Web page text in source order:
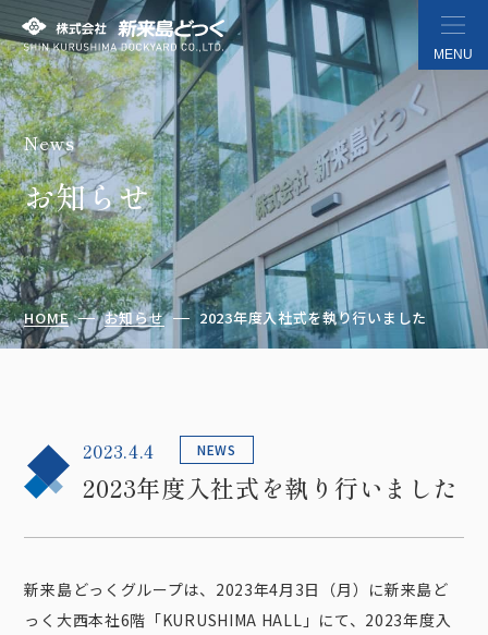
株式会社 新来島どっく
MENU
News
お知らせ
HOME お知らせ 2023年度入社式を執り行いました
2023.4.4 NEWS
2023年度入社式を執り行いました
新来島どっくグループは、2023年4月3日（月）に新来島ど
っく大西本社6階「KURUSHIMA HALL」にて、2023年度入